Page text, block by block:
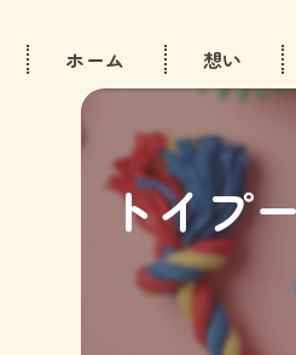
ホーム 想い
トイプ